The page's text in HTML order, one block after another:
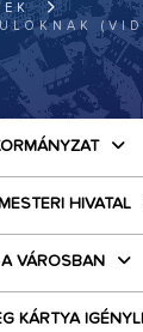
HIVATAL
VÁROSBAN
KÁRTYA